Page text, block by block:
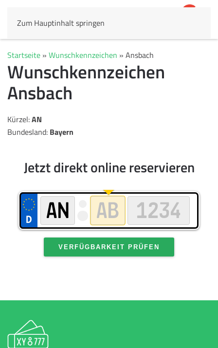
Zum Hauptinhalt springen
Startseite » Wunschkennzeichen » Ansbach
Wunschkennzeichen
Ansbach
Kürzel:AN
Bundesland: Bayern
Jetzt direkt online reservieren
VERFÜGBARKEIT PRÜFEN